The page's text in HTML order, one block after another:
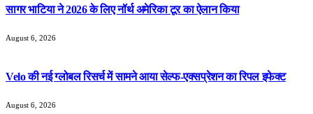
सागर भाटिया ने 2026 के लिए नॉर्थ अमेरिका टूर का ऐलान किया
August 6, 2026
Velo की नई ग्लोबल रिसर्च में सामने आया सेल्फ-एक्सप्रेशन का रिपल इफेक्ट
August 6, 2026